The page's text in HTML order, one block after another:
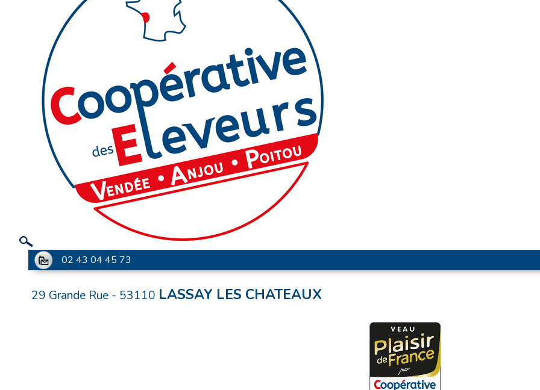
02 43 04 45 73
29 Grande Rue - 53110 LASSAY LES CHATEAUX